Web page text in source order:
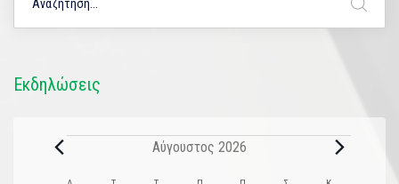
Εκδηλώσεις
Αύγουστος 2026